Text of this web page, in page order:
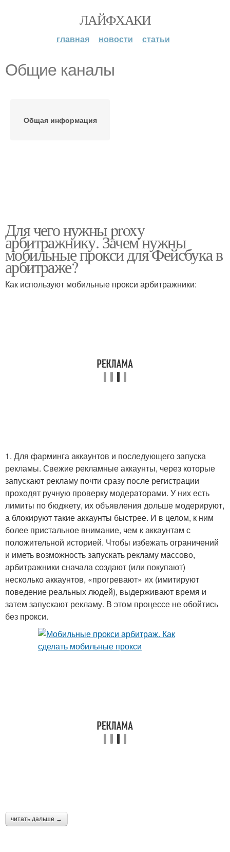
ЛАЙФХАКИ
главная новости статьи
Общие каналы
Общая информация
Для чего нужны proxy
арбитражнику. Зачем нужны
мобильные прокси для Фейсбука в
арбитраже?
Как используют мобильные прокси арбитражники:
1. Для фарминга аккаунтов и последующего запуска
рекламы. Свежие рекламные аккаунты, через которые
запускают рекламу почти сразу после регистрации
проходят ручную проверку модераторами. У них есть
лимиты по бюджету, их объявления дольше модерируют,
а блокируют такие аккаунты быстрее. И в целом, к ним
более пристальное внимание, чем к аккаунтам с
положительной историей. Чтобы избежать ограничений
и иметь возможность запускать рекламу массово,
арбитражники сначала создают (или покупают)
несколько аккаунтов, «прогревают» их (имитируют
поведение реальных людей), выдерживают время и
затем запускают рекламу. В этом процессе не обойтись
без прокси.
читать дальше →